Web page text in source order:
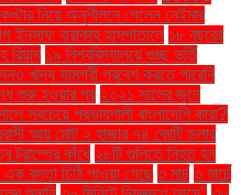
নিয়ে অনুশীলনে গেলেন নেইমার
বারাকাহ হাসপাতালে ১৮ বছরের
রিয়াদ ১৯ বিশ্ববিদ্যালয়ে গুচ্ছ ভর্তি
খাদ্য সামগ্রী প্রবেশ করতে পারেনি
শুরু হওয়ার পর ২০২১ সালের জুনে
সবচেয়ে প্রভাবশালী বাংলাদেশি কারা?
আয় মোট ২ হাজার ৭৪ কোটি ডলার
ট্রাম্পের কাঁধে ২৮টি গুলিতে নিহত হন
বস্তা চিঠি পাওয়া গেছে ৩ মার্চ ৩ মার্চে